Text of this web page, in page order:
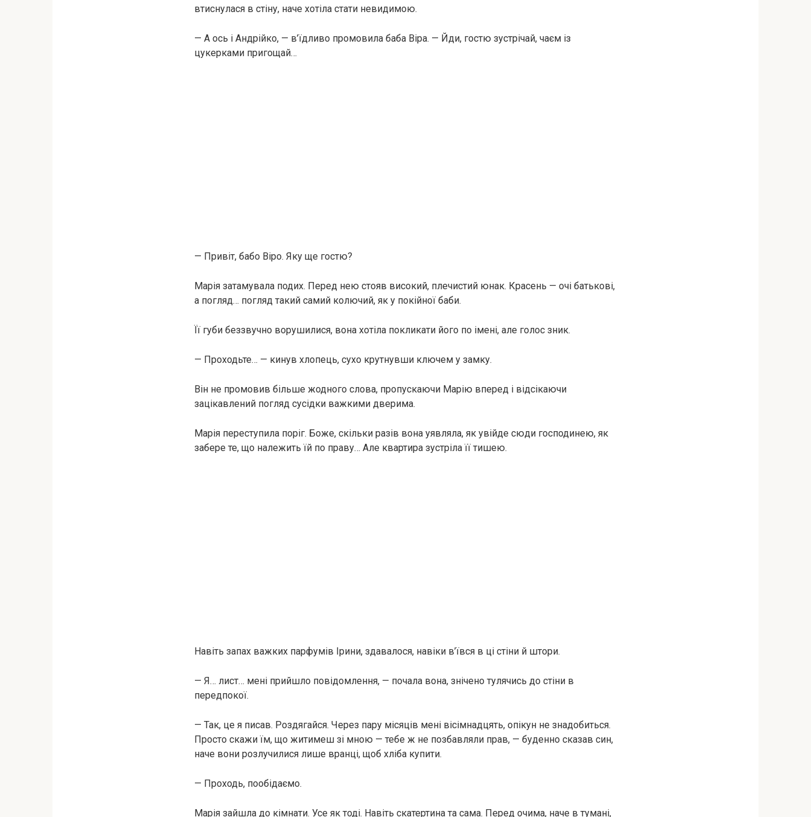
втиснулася в стіну, наче хотіла стати невидимою.
— А ось і Андрійко, — в’їдливо промовила баба Віра. — Йди, гостю зустрічай, чаєм із
цукерками пригощай…
— Привіт, бабо Віро. Яку ще гостю?
Марія затамувала подих. Перед нею стояв високий, плечистий юнак. Красень — очі батькові,
а погляд… погляд такий самий колючий, як у покійної баби.
Її губи беззвучно ворушилися, вона хотіла покликати його по імені, але голос зник.
— Проходьте… — кинув хлопець, сухо крутнувши ключем у замку.
Він не промовив більше жодного слова, пропускаючи Марію вперед і відсікаючи
зацікавлений погляд сусідки важкими дверима.
Марія переступила поріг. Боже, скільки разів вона уявляла, як увійде сюди господинею, як
забере те, що належить їй по праву… Але квартира зустріла її тишею.
Навіть запах важких парфумів Ірини, здавалося, навіки в’ївся в ці стіни й штори.
— Я… лист… мені прийшло повідомлення, — почала вона, знічено тулячись до стіни в
передпокої.
— Так, це я писав. Роздягайся. Через пару місяців мені вісімнадцять, опікун не знадобиться.
Просто скажи їм, що житимеш зі мною — тебе ж не позбавляли прав, — буденно сказав син,
наче вони розлучилися лише вранці, щоб хліба купити.
— Проходь, пообідаємо.
Марія зайшла до кімнати. Усе як тоді. Навіть скатертина та сама. Перед очима, наче в тумані,